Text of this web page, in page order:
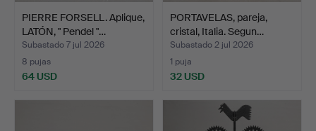
PIERRE FORSELL. Aplique,
LATÓN, " Pendel "…
Subastado 7 jul 2026
8 pujas
64 USD
PORTAVELAS, pareja,
cristal, Italia. Segun…
Subastado 2 jul 2026
1 puja
32 USD